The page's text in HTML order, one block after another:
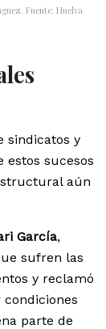
Fuente: Huelva
sindicatos y
estos sucesos
aún
García,
sufren las
y reclamó
parte de